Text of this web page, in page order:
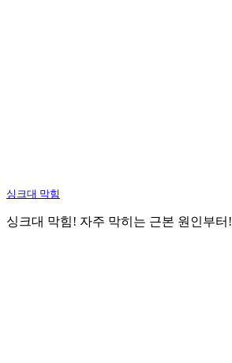
싱크대 막힘
싱크대 막힘! 자주 막히는 근본 원인부터!